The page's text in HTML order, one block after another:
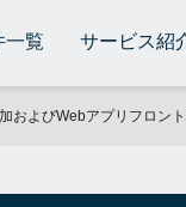
一覧 サービス紹
およびWebアプリフロン